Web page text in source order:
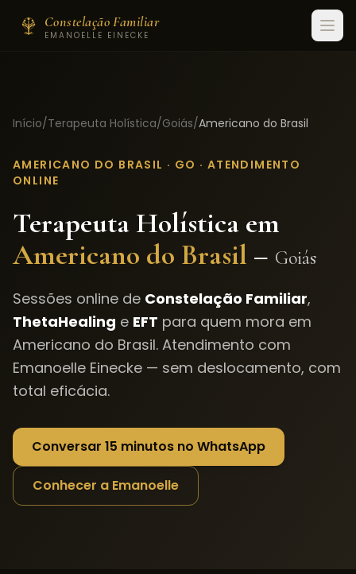
Constelação Familiar
EMANOELLE EINECKE
Início/Terapeuta Holística/Goiás/Americano do Brasil
AMERICANO DO BRASIL · GO · ATENDIMENTO
ONLINE
Terapeuta Holística em
Americano do Brasil – Goiás
Sessões online de Constelação Familiar,
ThetaHealing e EFT para quem mora em
Americano do Brasil. Atendimento com
Emanoelle Einecke — sem deslocamento, com
total eficácia.
Conversar 15 minutos no WhatsApp
Conhecer a Emanoelle